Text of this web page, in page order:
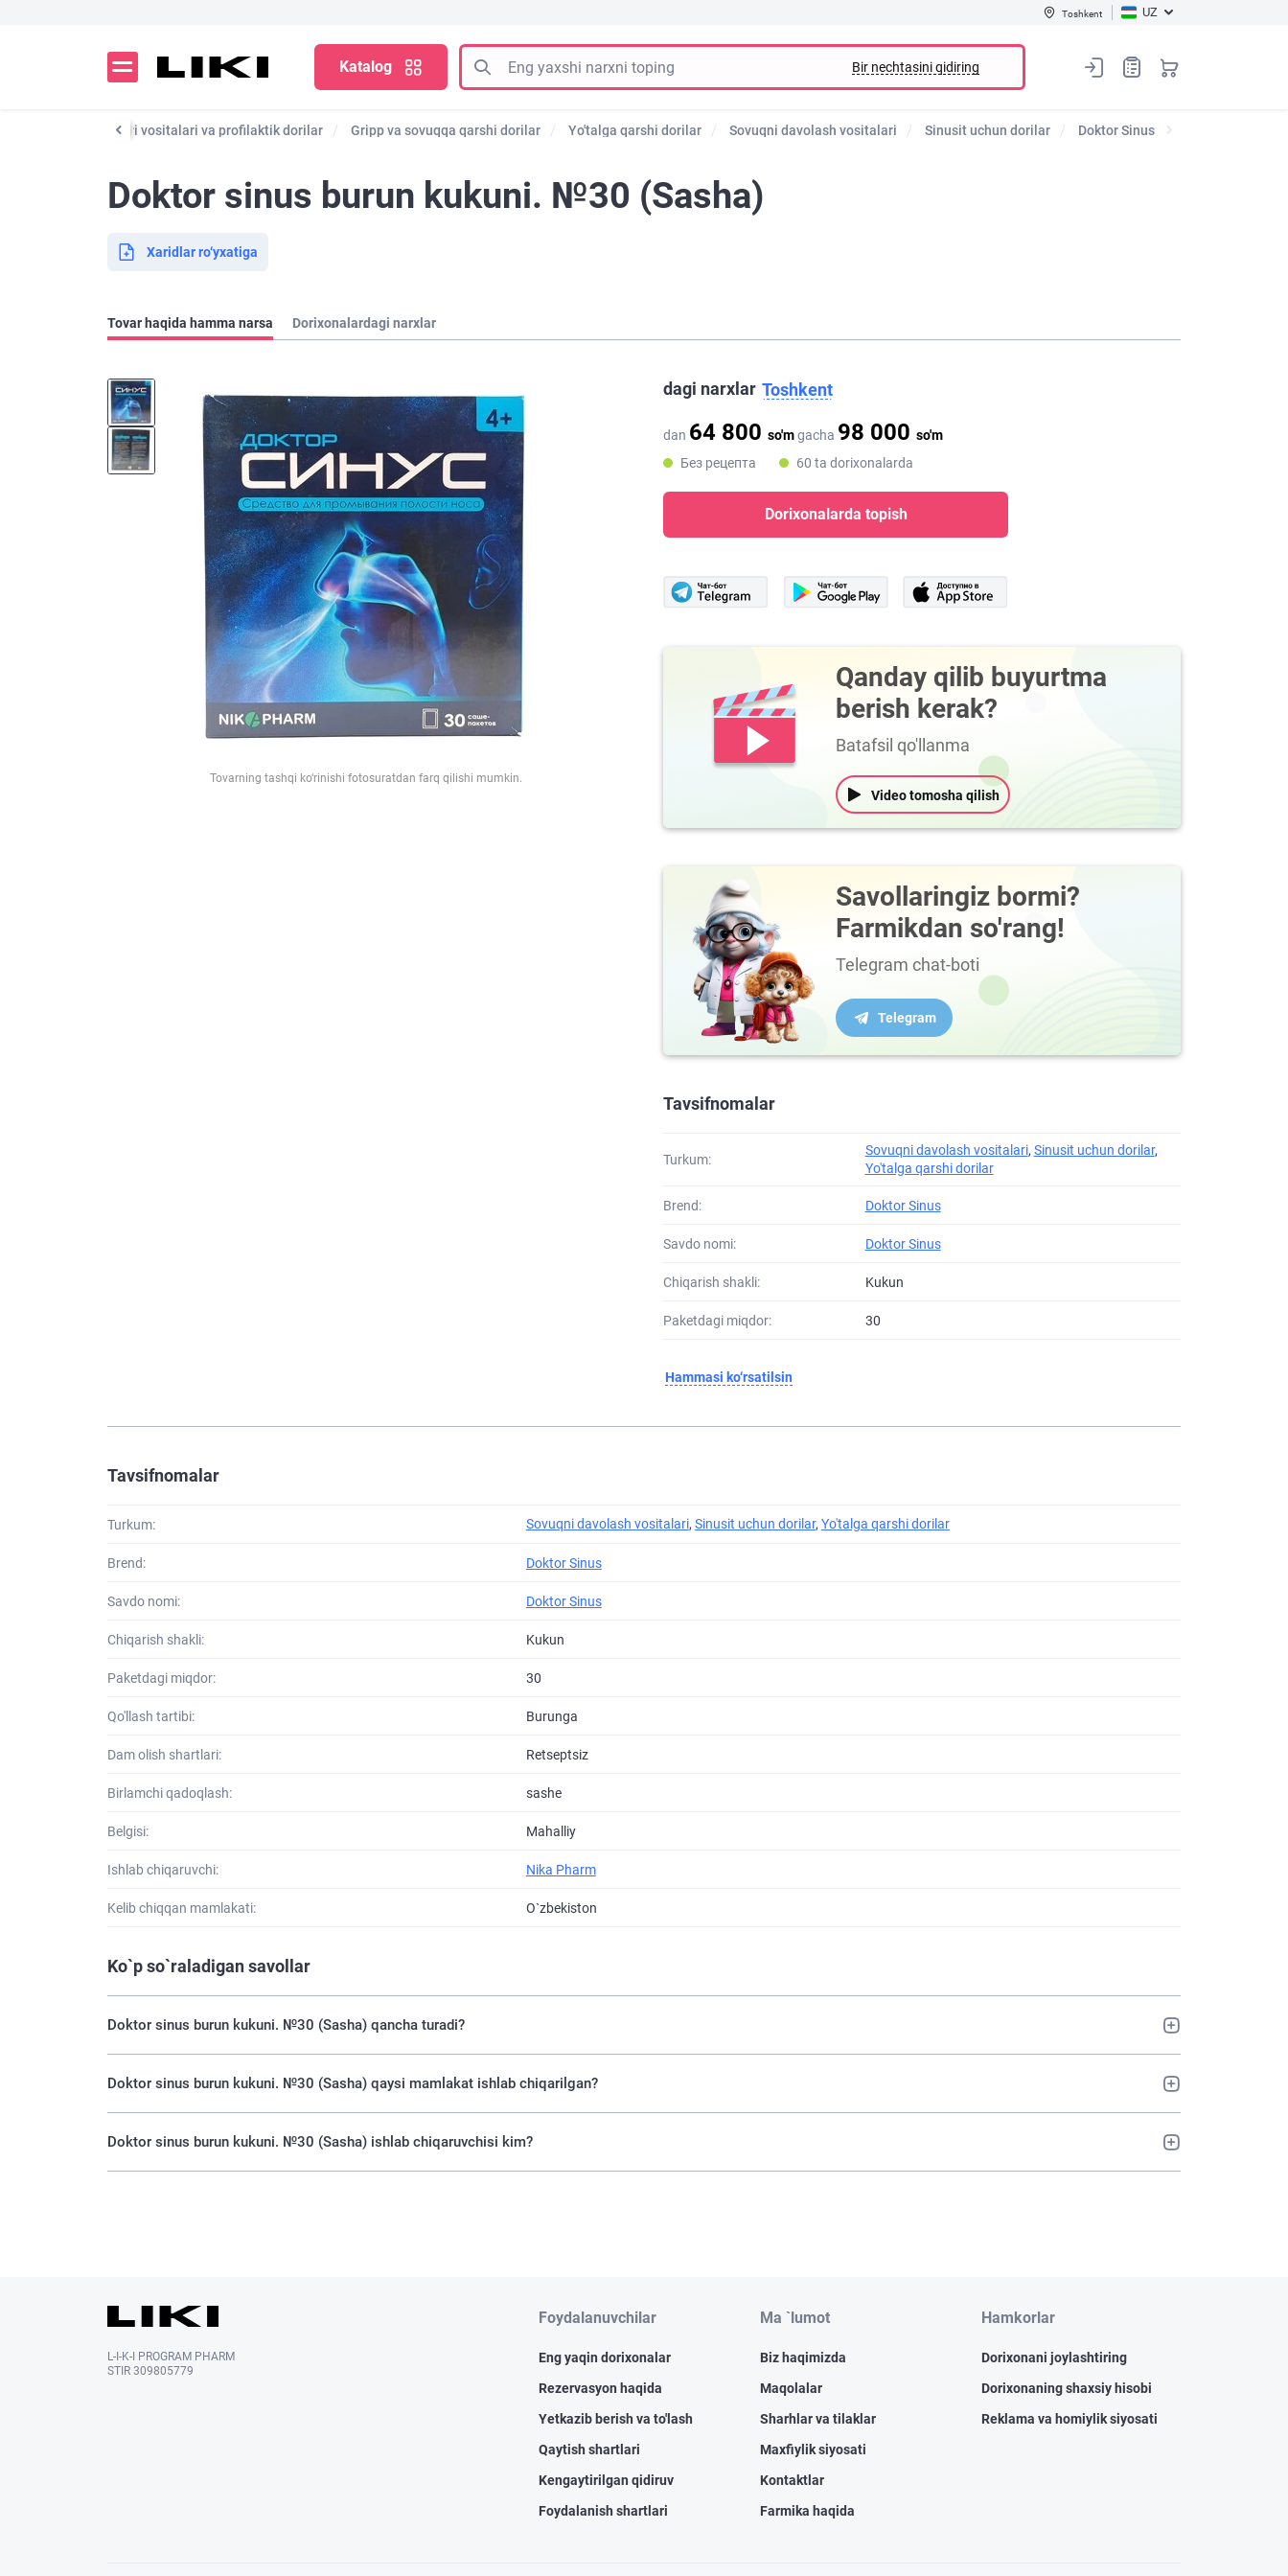
Toshkent UZ
Katalog Bir nechtasini qidiring
Dori vositalari va profilaktik dorilar Gripp va sovuqqa qarshi dorilar Yo'talga qarshi dorilar Sovuqni davolash vositalari Sinusit uchun dorilar Doktor Sinus
Doktor sinus burun kukuni. №30 (Sasha)
Xaridlar ro‘yxatiga
Tovar haqida hamma narsa Dorixonalardagi narxlar
Tovarning tashqi ko‘rinishi fotosuratdan farq qilishi mumkin.
dagi narxlar Toshkent
dan 64 800 so'mgacha 98 000 so'm
Без рецепта
60 ta dorixonalarda
Dorixonalarda topish
Qanday qilib buyurtma
berish kerak?
Batafsil qo'llanma
Video tomosha qilish
Savollaringiz bormi?
Farmikdan so'rang!
Telegram chat-boti
Telegram
Tavsifnomalar
Turkum:
Sovuqni davolash vositalari, Sinusit uchun dorilar,
Yo'talga qarshi dorilar
Brend: Doktor Sinus
Savdo nomi: Doktor Sinus
Chiqarish shakli: Kukun
Paketdagi miqdor: 30
Hammasi ko‘rsatilsin
Tavsifnomalar
Turkum: Sovuqni davolash vositalari, Sinusit uchun dorilar, Yo'talga qarshi dorilar
Brend: Doktor Sinus
Savdo nomi: Doktor Sinus
Chiqarish shakli: Kukun
Paketdagi miqdor: 30
Qo'llash tartibi: Burunga
Dam olish shartlari: Retseptsiz
Birlamchi qadoqlash: sashe
Belgisi: Mahalliy
Ishlab chiqaruvchi: Nika Pharm
Kelib chiqqan mamlakati: O`zbekiston
Ko`p so`raladigan savollar
Doktor sinus burun kukuni. №30 (Sasha) qancha turadi?
Doktor sinus burun kukuni. №30 (Sasha) qaysi mamlakat ishlab chiqarilgan?
Doktor sinus burun kukuni. №30 (Sasha) ishlab chiqaruvchisi kim?
L-I-K-I PROGRAM PHARM
STIR 309805779
Foydalanuvchilar
Eng yaqin dorixonalar
Rezervasyon haqida
Yetkazib berish va to'lash
Qaytish shartlari
Kengaytirilgan qidiruv
Foydalanish shartlari
Ma `lumot
Biz haqimizda
Maqolalar
Sharhlar va tilaklar
Maxfiylik siyosati
Kontaktlar
Farmika haqida
Hamkorlar
Dorixonani joylashtiring
Dorixonaning shaxsiy hisobi
Reklama va homiylik siyosati